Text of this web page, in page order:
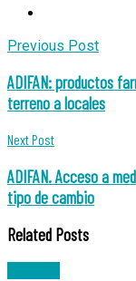
Post
navigation
Previous Post
ADIFAN: productos
terreno a locales
Next Post
ADIFAN. Acceso a
tipo de cambio
Related Posts